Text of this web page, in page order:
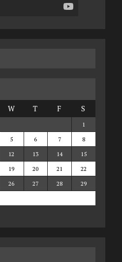
W T F S
1
5 6 7
8
12 13 14
15
19 20 21
22
26 27 28
29